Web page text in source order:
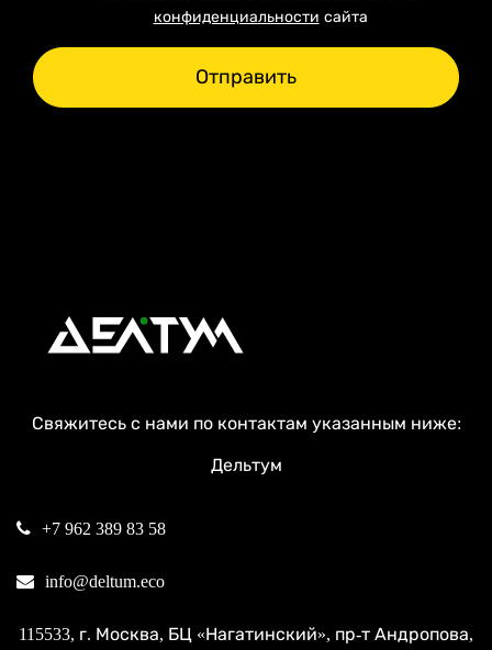
конфиденциальности сайта
Отправить
Свяжитесь с нами по контактам указанным ниже:
Дельтум
+7 962 389 83 58
info@deltum.eco
115533, г. Москва, БЦ «Нагатинский», пр-т Андропова,